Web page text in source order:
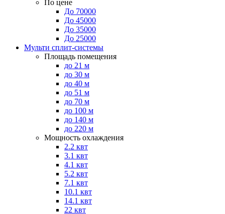
По цене
До 70000
До 45000
До 35000
До 25000
Мульти сплит-системы
Площадь помещения
до 21 м
до 30 м
до 40 м
до 51 м
до 70 м
до 100 м
до 140 м
до 220 м
Мощность охлаждения
2.2 квт
3.1 квт
4.1 квт
5.2 квт
7.1 квт
10.1 квт
14.1 квт
22 квт